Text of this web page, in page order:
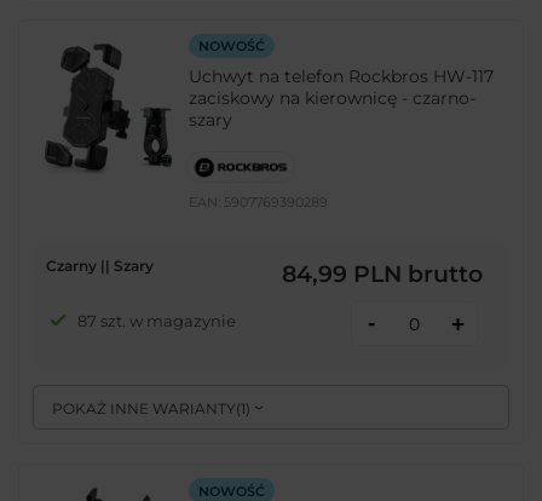
NOWOŚĆ
Uchwyt na telefon Rockbros HW-117
zaciskowy na kierownicę - czarno-
szary
EAN: 5907769390289
POKAŻ INNE WARIANTY( 1)
Czarny || Szary 84,99 PLN brutto
87 szt. w magazynie - +
NOWOŚĆ